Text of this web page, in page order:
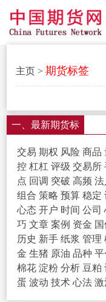
主页> 期货标签
一、最新期货标
交易 期权 风险 商品
控 杠杠 评级 交易所
点 回调 突破 高频 法
组合 策略 预算 稳定
心态 开户 时间 公司
巧 文章 案例 资金
历史 新手 纸浆 管理
金 生猪 原油 品种 平
棉花 淀粉 分析 豆粕
蛋 波动 技术 心法 激